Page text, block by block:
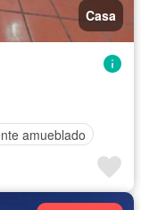
Casa
amueblado